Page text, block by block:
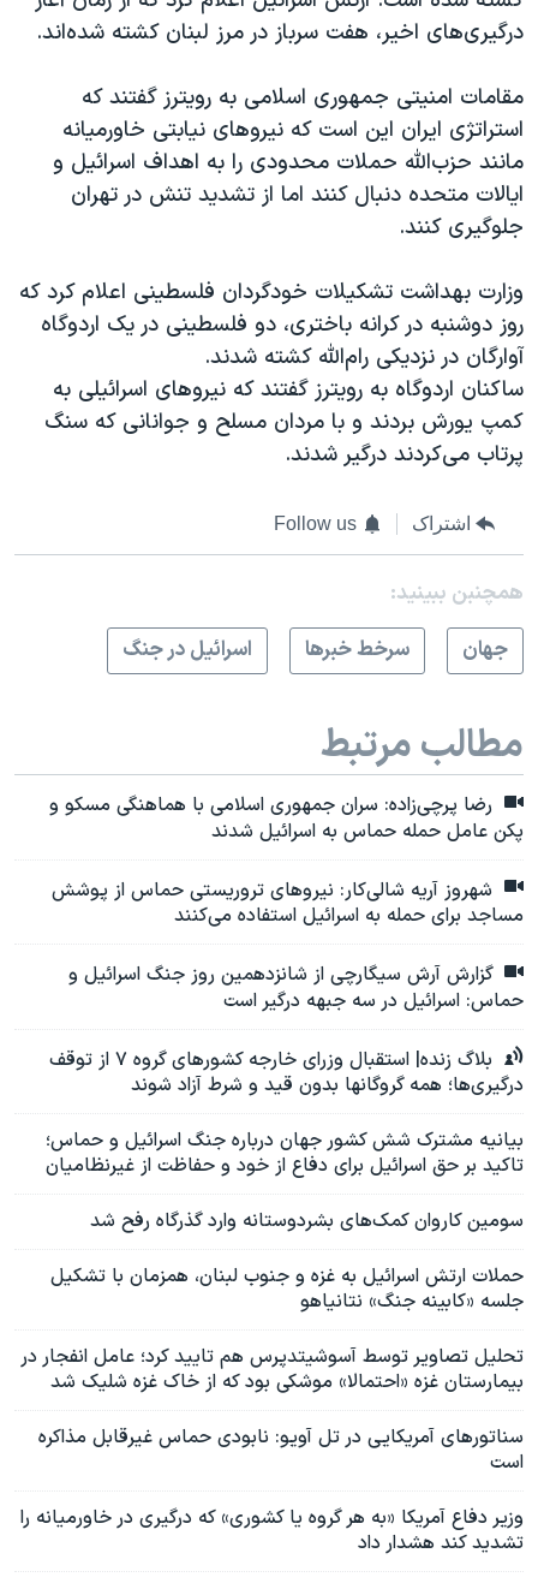
درگیری‌های اخیر، هفت سرباز در مرز لبنان کشته شده‌اند.
مقامات امنیتی جمهوری اسلامی به رویترز گفتند که
استراتژی ایران این است که نیروهای نیابتی خاورمیانه
مانند حزب‌الله حملات محدودی را به اهداف اسرائیل و
ایالات متحده دنبال کنند اما از تشدید تنش در تهران
جلوگیری کنند.
وزارت بهداشت تشکیلات خودگردان فلسطینی اعلام کرد که
روز دوشنبه در کرانه باختری، دو فلسطینی در یک اردوگاه
آوارگان در نزدیکی رام‌الله کشته شدند.
ساکنان اردوگاه به رویترز گفتند که نیروهای اسرائیلی به
کمپ یورش بردند و با مردان مسلح و جوانانی که سنگ
پرتاب می‌کردند درگیر شدند.
اشتراک Follow us
همچنبن ببینید:
جهان
سرخط خبرها اسرائیل در جنگ
مطالب مرتبط
رضا پرچی‌زاده: سران جمهوری اسلامی با هماهنگی مسکو و
پکن عامل حمله حماس به اسرائیل شدند
شهروز آریه شالی‌کار: نیروهای تروریستی حماس از پوشش
مساجد برای حمله به اسرائیل استفاده می‌کنند
گزارش آرش سیگارچی از شانزدهمین روز جنگ اسرائیل و
حماس: اسرائیل در سه جبهه درگیر است
بلاگ‌ زنده| استقبال وزرای خارجه کشورهای گروه ۷ از توقف
درگیری‌ها؛ همه گروگانها بدون قید و شرط آزاد شوند
بیانیه مشترک شش کشور جهان درباره جنگ اسرائیل و حماس؛‌
تاکید بر حق اسرائيل برای دفاع از خود و حفاظت از غیرنظامیان
سومین کاروان کمک‌های بشردوستانه وارد گذرگاه رفح شد
حملات ارتش اسرائیل به غزه و جنوب لبنان، همزمان با تشکیل
جلسه «کابینه جنگ» نتانیاهو
تحلیل تصاویر توسط آسوشیتدپرس هم تایید کرد؛ عامل انفجار در
بیمارستان غزه «احتمالا» موشکی بود که از خاک غزه شلیک شد
سناتورهای آمریکایی در تل آویو: نابودی حماس غیرقابل مذاکره
است
وزیر دفاع آمریکا «به هر گروه یا کشوری» که درگیری در خاورمیانه را
تشدید کند هشدار داد